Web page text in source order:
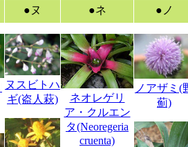
●ヌ
ヌスビトハ
ギ(盗人萩)
●ネ
ネオレゲリ
ア・クルエン
タ(Neoregeria
cruenta)
●ノ
ノアザミ(
薊)